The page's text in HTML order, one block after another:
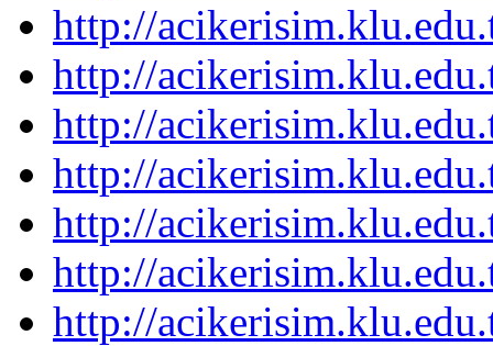
http://
http://
http://
http://
http://
http://
http://